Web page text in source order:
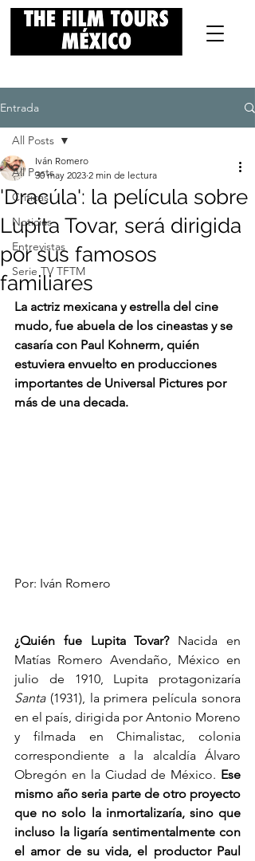
Entrada
All Posts
Críticas
Noticias
Entrevistas
Serie TV TFTM
All Posts
'Dracúla': la película sobre
Lupita Tovar, será dirigida
por sus famosos
familiares
Iván Romero
30 may 2023 2 min de lectura
La actriz mexicana y estrella del cine
mudo, fue abuela de los cineastas y se
casaría con Paul Kohnerm, quién
estuviera envuelto en producciones
importantes de Universal Pictures por
más de una decada.
Por: Iván Romero
¿Quién fue Lupita Tovar? Nacida en
Matías Romero Avendaño, México en
Santa (1931), la primera película sonora
en el país, dirigida por Antonio Moreno
y filmada en Chimalistac, colonia
correspondiente a la alcaldía Álvaro
Obregón en la Ciudad de México. Ese
mismo año seria parte de otro proyecto
que no solo la inmortalizaría, sino que
incluso la ligaría sentimentalmente con
el amor de su vida, el productor Paul